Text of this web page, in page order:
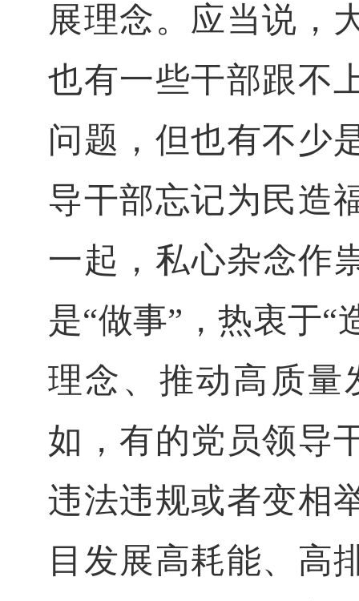
展理念。应当说，
也有一些干部跟不
问题，但也有不少
导干部忘记为民造
一起，私心杂念作
是“做事”，热衷于“
理念、推动高质量
如，有的党员领导
违法违规或者变相
目发展高耗能、高